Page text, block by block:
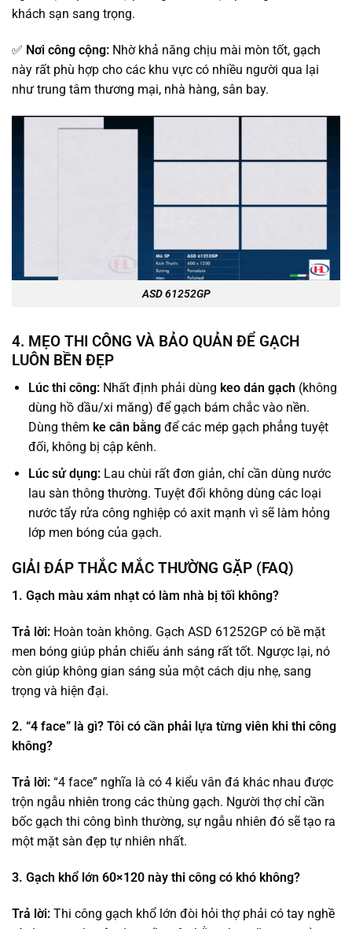
khách sạn sang trọng.
✅ Nơi công cộng: Nhờ khả năng chịu mài mòn tốt, gạch
này rất phù hợp cho các khu vực có nhiều người qua lại
như trung tâm thương mại, nhà hàng, sân bay.
ASD 61252GP
4. MẸO THI CÔNG VÀ BẢO QUẢN ĐỂ GẠCH
LUÔN BỀN ĐẸP
Lúc thi công:Nhất định phải dùng keo dán gạch (không
dùng hồ dầu/xi măng) để gạch bám chắc vào nền.
Dùng thêm ke cân bằngđể các mép gạch phẳng tuyệt
đối, không bị cập kênh.
Lúc sử dụng:Lau chùi rất đơn giản, chỉ cần dùng nước
lau sàn thông thường. Tuyệt đối không dùng các loại
nước tẩy rửa công nghiệp có axit mạnh vì sẽ làm hỏng
lớp men bóng của gạch.
GIẢI ĐÁP THẮC MẮC THƯỜNG GẶP (FAQ)
1. Gạch màu xám nhạt có làm nhà bị tối không?
Trả lời: Hoàn toàn không. Gạch ASD 61252GP có bề mặt
men bóng giúp phản chiếu ánh sáng rất tốt. Ngược lại, nó
còn giúp không gian sáng sủa một cách dịu nhẹ, sang
trọng và hiện đại.
2. “4 face” là gì? Tôi có cần phải lựa từng viên khi thi công
không?
Trả lời: “4 face” nghĩa là có 4 kiểu vân đá khác nhau được
trộn ngẫu nhiên trong các thùng gạch. Người thợ chỉ cần
bốc gạch thi công bình thường, sự ngẫu nhiên đó sẽ tạo ra
một mặt sàn đẹp tự nhiên nhất.
3. Gạch khổ lớn 60×120 này thi công có khó không?
Trả lời: Thi công gạch khổ lớn đòi hỏi thợ phải có tay nghề